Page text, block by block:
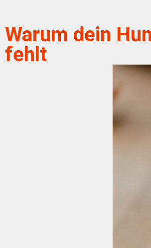
Warum dein
fehlt